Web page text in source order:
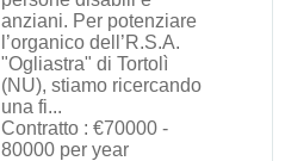
anziani. Per potenziare
l’organico dell’R.S.A.
"Ogliastra" di Tortolì
(NU), stiamo ricercando
una fi...
Contratto : €70000 -
80000 per year